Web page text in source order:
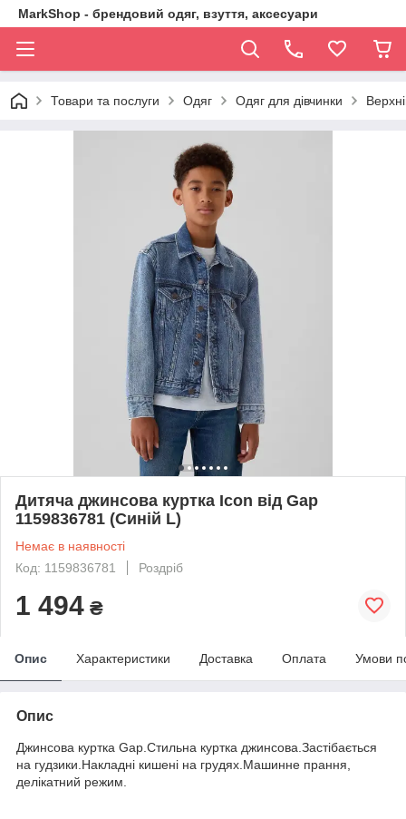
MarkShop - брендовий одяг, взуття, аксесуари
Товари та послуги Одяг Одяг для дівчинки
Дитяча джинсова куртка Icon від Gap
1159836781 (Синій L)
Немає в наявності
Код: 1159836781
Роздріб
1 494 ₴
Опис Характеристики Доставка Оплата Умови
Опис
Джинсова куртка Gap.Стильна куртка джинсова.Застібається
на гудзики.Накладні кишені на грудях.Машинне прання,
делікатний режим.